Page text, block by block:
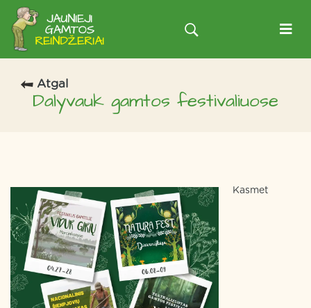
Atgal
Dalyvauk gamtos festivaliuose
Kasmet